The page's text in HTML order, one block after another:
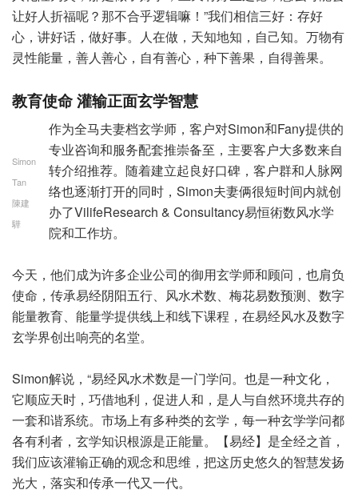
让好人折福呢？那不合乎逻辑嘛！”我们相信三好：存好
心，讲好话，做好事。人在做，天知地知，自己知。万物有
灵性能量，善人善心，自有善心，种下善果，自得善果。
教育使命 灌输正面玄学智慧
Simon
Tan
陳建
驊
作为全马夫妻档玄学师，客户对Simon和Fany提供的
专业咨询和服务配套推崇备至，主要客户大多数来自
转介绍推荐。随着建立起良好口碑，客户群和人脉网
络也逐渐打开的同时，Simon夫妻俩很短时间内就创
办了VilifeResearch & Consultancy易恒術数风水学
院和工作坊。
今天，他们成为许多企业公司的御用玄学师和顾问，也肩负
使命，传承易经阴阳五行、风水术数、梅花易数预测、数字
能量教育、能量学提供线上和线下课程，在易经风水及数字
玄学界创出响亮的名堂。
Simon解说，“易经风水术数是一门学问。也是一种文化，
它顺应天时，巧借地利，促进人和，是人与自然环境共存的
一套和谐系统。市场上有多种类的玄学，每一种玄学学问都
各有利者，玄学知识根源是正能量。【易经】是全经之首，
我们应该灌输正确的观念和思维，把这历史悠久的智慧发扬
光大，落实和传承一代又一代。